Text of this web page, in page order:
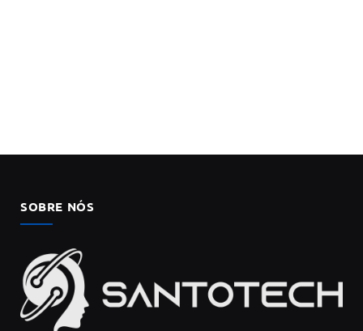
SOBRE NÓS